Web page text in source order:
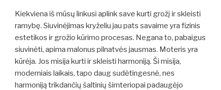
Kiekviena iš mūsų linkusi aplink save kurti grožį ir skleisti
ramybę. Siuvinėjimas kryželiu jau pats savaime yra fizinis
estetikos ir grožio kūrimo procesas. Negana to, pabaigus
siuvinėti, apima malonus pilnatvės jausmas. Moteris yra
kūrėja. Jos misija kurti ir skleisti harmoniją. Ši misija,
moderniais laikais, tapo daug sudėtingesnė, nes
harmoniją trikdančių šaltinių šimteriopai padaugėjo